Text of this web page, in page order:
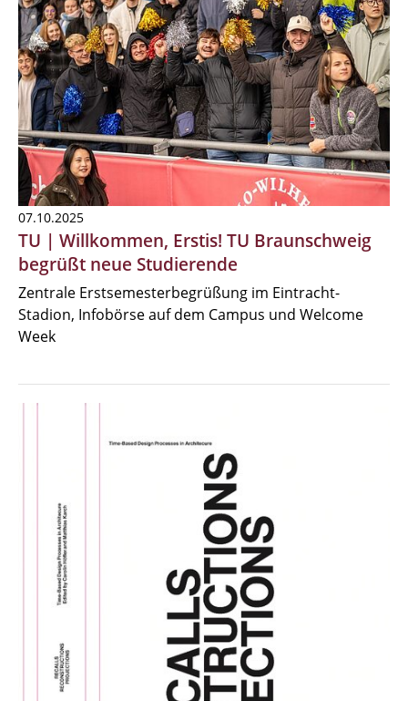
07.10.2025
TU | Willkommen, Erstis! TU Braunschweig
begrüßt neue Studierende
Zentrale Erstsemesterbegrüßung im Eintracht-
Stadion, Infobörse auf dem Campus und Welcome
Week